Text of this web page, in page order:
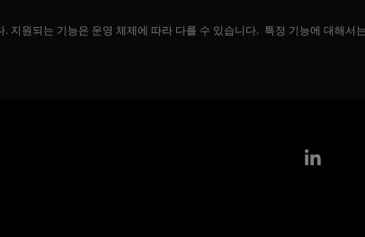
지원되는 기능은 운영 체제에 따라 다를 수 있습니다. 특정 기능에 대해